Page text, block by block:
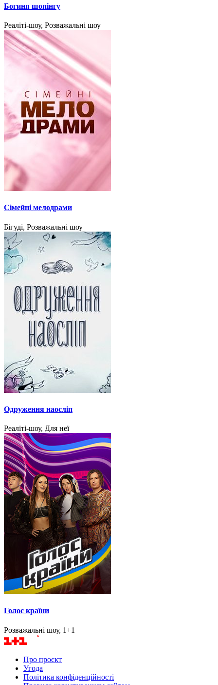
Богиня шопінгу
Реаліті-шоу, Розважальні шоу
Сімейні мелодрами
Бігуді, Розважальні шоу
Одруження наосліп
Реаліті-шоу, Для неї
Голос країни
Розважальні шоу, 1+1
Про проєкт
Угода
Політика конфіденційності